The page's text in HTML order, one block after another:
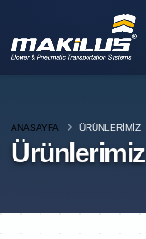
Ürünlerimiz
ANASAYFA ÜRÜNLERIMIZ